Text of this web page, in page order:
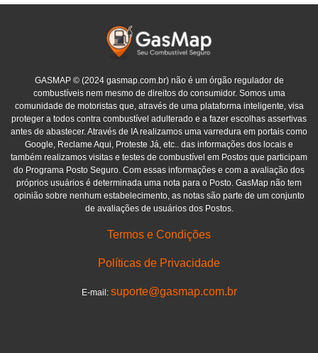
GASMAP © (2024 gasmap.com.br) não é um órgão regulador de
combustíveis nem mesmo de direitos do consumidor. Somos uma
comunidade de motoristas que, através de uma plataforma inteligente, visa
proteger a todos contra combustível adulterado e a fazer escolhas assertivas
antes de abastecer. Através de IA realizamos uma varredura em portais como
Google, Reclame Aqui, Proteste Já, etc.. das informações dos locais e
também realizamos visitas e testes de combustível em Postos que participam
do Programa Posto Seguro. Com essas informações e com a avaliação dos
próprios usuários é determinada uma nota para o Posto. GasMap não tem
opinião sobre nenhum estabelecimento, as notas são parte de um conjunto
de avaliações de usuários dos Postos.
Termos e Condições
Políticas de Privacidade
E-mail: suporte@gasmap.com.br